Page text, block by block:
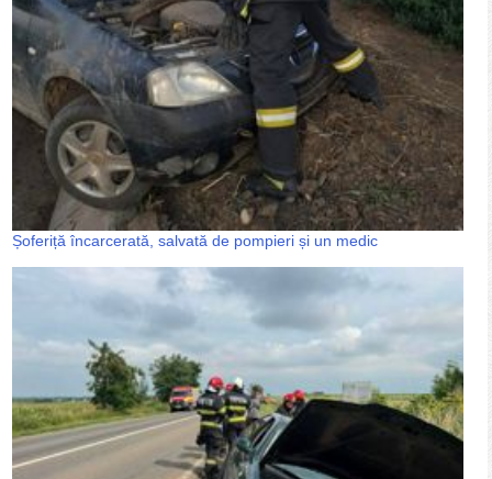
Șoferiță încarcerată, salvată de pompieri și un medic